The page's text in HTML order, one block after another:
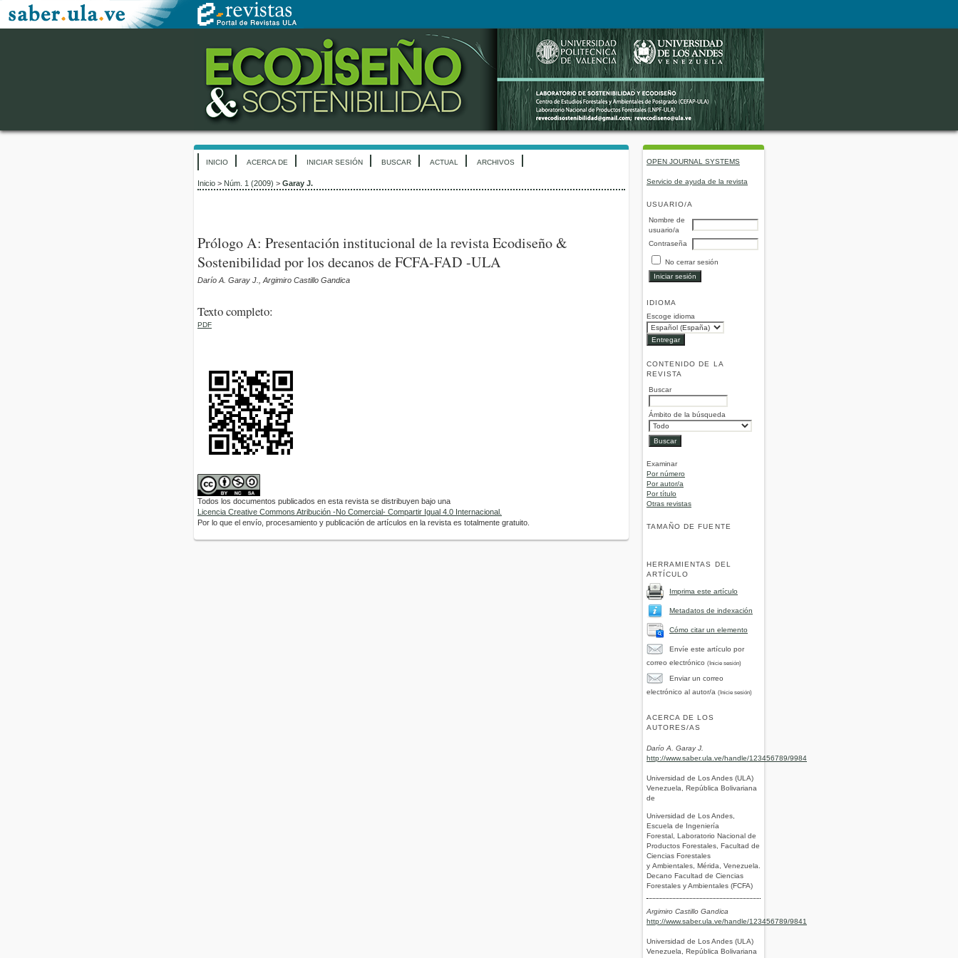
OPEN JOURNAL SYSTEMS
Servicio de ayuda de la revista
USUARIO/A
Nombre de
usuario/a
Contraseña
No cerrar sesión
IDIOMA
Escoge idioma
CONTENIDO DE LA
REVISTA
Buscar
Ámbito de la búsqueda
Examinar
Por número
Por autor/a
Por título
Otras revistas
TAMAÑO DE FUENTE
HERRAMIENTAS DEL
ARTÍCULO
Imprima este artículo
Metadatos de indexación
Cómo citar un elemento
Envíe este artículo por
correo electrónico (Inicie sesión)
Enviar un correo
electrónico al autor/a (Inicie sesión)
ACERCA DE LOS
AUTORES/AS
Darío A. Garay J.
http://www.saber.ula.ve/handle/123456789/9984
Universidad de Los Andes (ULA)
Venezuela, República Bolivariana
de
Universidad de Los Andes,
Escuela de Ingeniería
Forestal, Laboratorio Nacional de
Productos Forestales, Facultad de
Ciencias Forestales
y Ambientales, Mérida, Venezuela.
Decano Facultad de Ciencias
Forestales y Ambientales (FCFA)
Argimiro Castillo Gandica
http://www.saber.ula.ve/handle/123456789/9841
Universidad de Los Andes (ULA)
Venezuela, República Bolivariana
INICIO ACERCA DE INICIAR SESIÓN BUSCAR ACTUAL ARCHIVOS
Inicio > Núm. 1 (2009) > Garay J.
Prólogo A: Presentación institucional de la revista Ecodiseño &
Sostenibilidad por los decanos de FCFA-FAD -ULA
Darío A. Garay J., Argimiro Castillo Gandica
Texto completo:
PDF
Todos los documentos publicados en esta revista se distribuyen bajo una
Licencia Creative Commons Atribución -No Comercial- Compartir Igual 4.0 Internacional.
Por lo que el envío, procesamiento y publicación de artículos en la revista es totalmente gratuito.